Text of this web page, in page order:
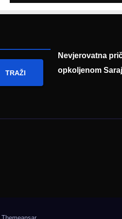
poruku
TRAŽI
Nevjerovatna
opkoljenom